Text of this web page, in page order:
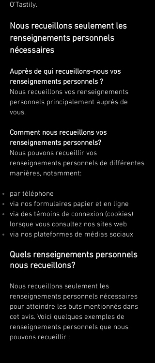
O’Tastily.
Nous recueillons seulement les
renseignements personnels
nécessaires
Auprès de qui recueillons-nous vos
renseignements personnels ?
Nous recueillons vos renseignements
personnels principalement auprès de
vous.
Comment nous recueillons vos
renseignements personnels?
Nous pouvons recueillir vos
renseignements personnels de différentes
manières, notamment:
par téléphone
via nos formulaires papier et en ligne
via des témoins de connexion (cookies)
lorsque vous consultez nos sites web
via nos plateformes de médias sociaux
Quels renseignements personnels
nous recueillons?
Nous recueillons seulement les
renseignements personnels nécessaires
pour atteindre les buts mentionnés dans
cet avis. Voici quelques exemples de
renseignements personnels que nous
pouvons recueillir :